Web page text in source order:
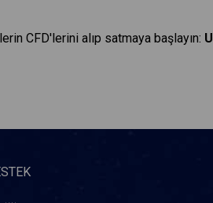
CFD'lerini alıp satmaya başlayın: